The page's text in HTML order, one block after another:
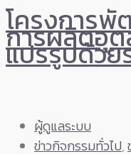
โครงการ
การผลิตอุ
แปรรูปด้วย
ผู้ดูแลระบบ
ข่าวกิจกรรมทั่วไป,